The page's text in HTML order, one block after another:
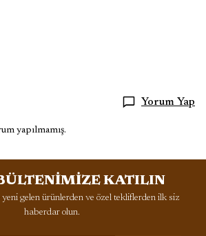
Yorum Yap
yapılmamış.
KATILIN
yeni gelen ürünlerden ve özel tekliflerden ilk siz
haberdar olun.